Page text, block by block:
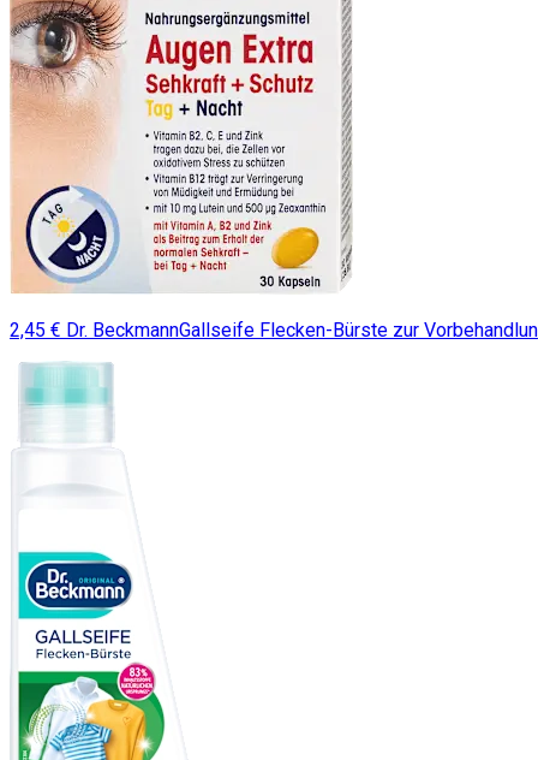
2,45 € Dr. BeckmannGallseife Flecken-Bürste zur